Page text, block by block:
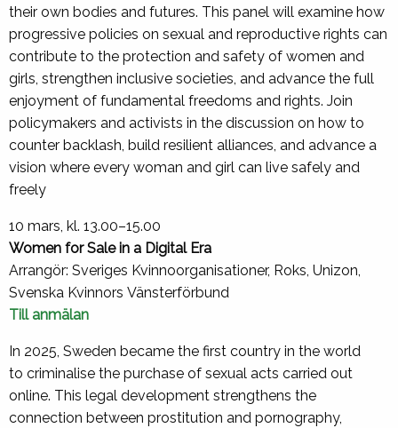
their own bodies and futures. This panel will examine how
progressive policies on sexual and reproductive rights can
contribute to the protection and safety of women and
girls, strengthen inclusive societies, and advance the full
enjoyment of fundamental freedoms and rights. Join
policymakers and activists in the discussion on how to
counter backlash, build resilient alliances, and advance a
vision where every woman and girl can live safely and
freely
10 mars, kl. 13.00–15.00
Women for Sale in a Digital Era
Arrangör: Sveriges Kvinnoorganisationer, Roks, Unizon,
Svenska Kvinnors Vänsterförbund
Till anmälan
In 2025, Sweden became the first country in the world
to criminalise the purchase of sexual acts carried out
online. This legal development strengthens the
connection between prostitution and pornography,